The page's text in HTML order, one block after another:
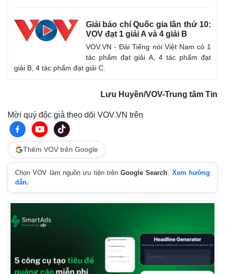
Giải báo chí Quốc gia lần thứ 10:
VOV đạt 1 giải A và 4 giải B
VOV.VN - Đài Tiếng nói Việt Nam có 1
tác phẩm đạt giải A, 4 tác phẩm đạt
giải B, 4 tác phẩm đạt giải C.
Lưu Huyền/VOV-Trung tâm Tin
Mời quý độc giả theo dõi VOV.VN trên
Thêm VOV trên Google
Chọn VOV làm nguồn ưu tiên trênGoogle Search. Xem hướng
dẫn.